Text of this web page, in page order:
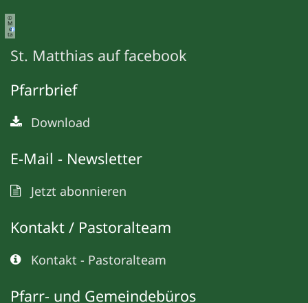
©
M
e
ta
St. Matthias auf facebook
Pfarrbrief
Download
E-Mail - Newsletter
Jetzt abonnieren
Kontakt / Pastoralteam
Kontakt - Pastoralteam
Pfarr- und Gemeindebüros